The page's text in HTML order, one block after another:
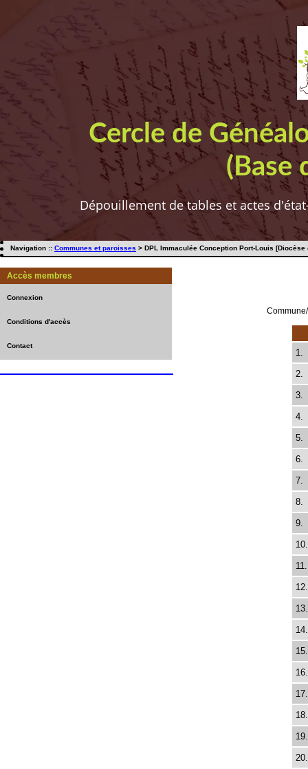
Cercle de
(Base
Dépouillement de tables et actes
Navigation :: Communes et paroisses > DPL Immaculée Conception Port-Louis [Diocèse
Accès membres
Connexion
Conditions d'accès
Contact
1.
2.
3.
4.
5.
6.
7.
8.
9.
10.
11.
12.
13.
14.
15.
16.
17.
18.
19.
20.